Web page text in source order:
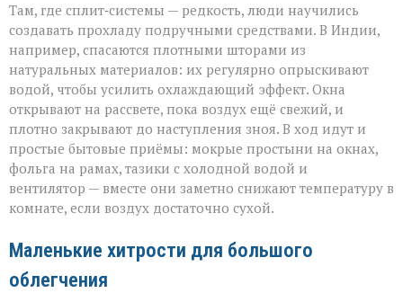
Там, где сплит‑системы — редкость, люди научились
создавать прохладу подручными средствами. В Индии,
например, спасаются плотными шторами из
натуральных материалов: их регулярно опрыскивают
водой, чтобы усилить охлаждающий эффект. Окна
открывают на рассвете, пока воздух ещё свежий, и
плотно закрывают до наступления зноя. В ход идут и
простые бытовые приёмы: мокрые простыни на окнах,
фольга на рамах, тазики с холодной водой и
вентилятор — вместе они заметно снижают температуру в
комнате, если воздух достаточно сухой.
Маленькие хитрости для большого
облегчения